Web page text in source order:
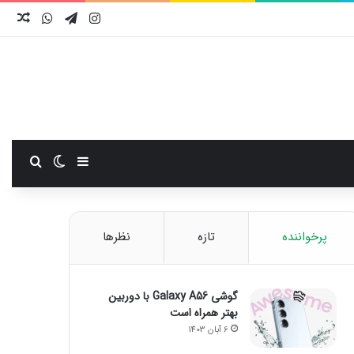
اینستاگرام
تلگرام واتس
سایدبارتغییر
پرخواننده تازه نظرها
گوشی Galaxy A56 با دوربین
بهتر همراه است
6 آبان 1403